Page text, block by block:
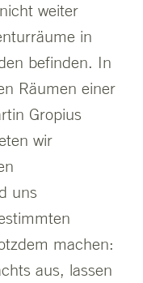
weiter
in
befinden. In
Räumen einer
Gropius
wir
uns
machen:
aus, lassen